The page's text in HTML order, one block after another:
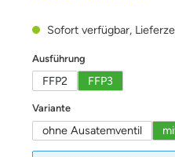
Sofort verfügbar,
Ausführung
FFP2 FFP3
Varianteauswählen
ohne Ausatemventil